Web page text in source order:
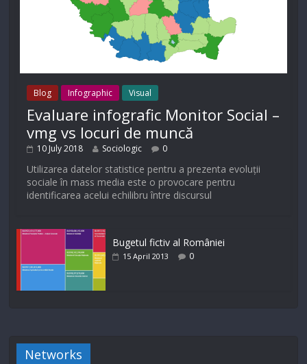
Blog Infographic Visual
Evaluare infografic Monitor Social –
vmg vs locuri de muncă
10 July 2018 Sociologic 0
Utilizarea datelor statistice pentru a prezenta evoluții
sociale în mass media este o provocare pentru
identificarea acelui echilibru între discursul
Bugetul fictiv al României
15 April 2013 0
Networks